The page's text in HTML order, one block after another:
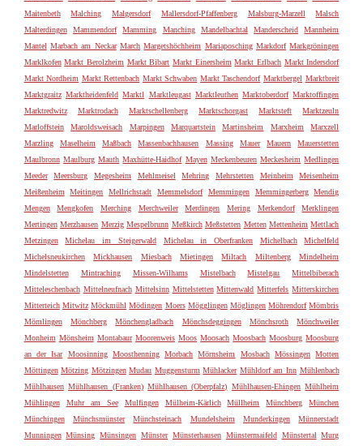
Maitenbeth
Malching Malgersdorf Mallersdorf-Pfaffenberg Malsburg-Marzell
Malsch
Malterdingen
Mammendorf Mamming Manching Mandelbachtal Manderscheid
Mannheim
Mantel Marbach am Neckar March Margetshöchheim Mariaposching Markdorf Markgröningen
Marklkofen Markt Berolzheim Markt Bibart Markt Einersheim Markt Erlbach Markt Indersdorf
Markt Nordheim Markt Rettenbach Markt Schwaben Markt Taschendorf Marktbergel Marktbreit
Marktgraitz Marktheidenfeld Marktl Marktleugast Marktleuthen Marktoberdorf Marktoffingen
Marktredwitz
Marktrodach Marktschellenberg Marktschorgast Marktsteft
Marktzeuln
Marloffstein
Maroldsweisach Marpingen Marquartstein Martinsheim Marxheim
Marxzell
Marzling
Maselheim Maßbach Massenbachhausen Massing Mauer Mauern
Mauerstetten
Maulbronn Maulburg Mauth Maxhütte-Haidhof Mayen Meckenbeuren Meckesheim Medlingen
Meeder
Meersburg Megesheim Mehlmeisel Mehring Mehrstetten Meinheim
Meisenheim
Meißenheim
Meitingen Mellrichstadt Memmelsdorf Memmingen Memmingerberg
Mendig
Mengen
Mengkofen Merching Merchweiler Merdingen Mering Merkendorf
Merklingen
Mertingen Merzhausen Merzig Mespelbrunn Meßkirch Meßstetten Metten Mettenheim Mettlach
Metzingen
Michelau im Steigerwald Michelau in Oberfranken Michelbach
Michelfeld
Michelsneukirchen
Mickhausen Miesbach Mietingen Miltach Miltenberg
Mindelheim
Mindelstetten
Mintraching Missen-Wilhams Mistelbach Mistelgau
Mittelbiberach
Mitteleschenbach Mittelneufnach Mittelsinn Mittelstetten Mittenwald Mitterfels Mitterskirchen
Mitterteich Mitwitz Möckmühl Mödingen Moers Mögglingen Möglingen Möhrendorf Mömbris
Mömlingen
Mönchberg Mönchengladbach Mönchsdeggingen Mönchsroth
Mönchweiler
Monheim Mönsheim Montabaur Moorenweis Moos Moosach Moosbach Moosburg Moosburg
an der Isar
Moosinning Moosthenning Morbach Mörnsheim Mosbach Mössingen Motten
Möttingen Mötzing Mötzingen Mudau Muggensturm Mühlacker Mühldorf am Inn Mühlenbach
Mühlhausen Mühlhausen (Franken) Mühlhausen (Oberpfalz) Mühlhausen-Ehingen Mühlheim
Mühlingen
Muhr am See Mulfingen Mülheim-Kärlich Müllheim Münchberg
München
Münchingen
Münchsmünster Münchsteinach Mundelsheim Munderkingen
Münnerstadt
Munningen Münsing Münsingen Münster Münsterhausen Münstermaifeld Münstertal Murg